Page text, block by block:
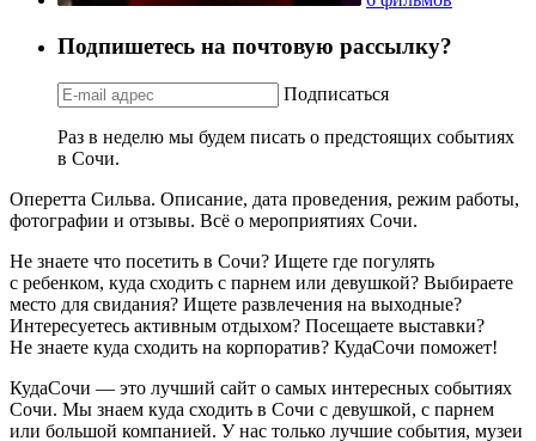
Подпишетесь на почтовую рассылку?
Подписаться
Раз в неделю мы будем писать о предстоящих событиях
в Сочи.
Оперетта Сильва. Описание, дата проведения, режим работы,
фотографии и отзывы. Всё о мероприятиях Сочи.
Не знаете что посетить в Сочи? Ищете где погулять
с ребенком, куда сходить с парнем или девушкой? Выбираете
место для свидания? Ищете развлечения на выходные?
Интересуетесь активным отдыхом? Посещаете выставки?
Не знаете куда сходить на корпоратив? КудаСочи поможет!
КудаСочи — это лучший сайт о самых интересных событиях
Сочи. Мы знаем куда сходить в Сочи с девушкой, с парнем
или большой компанией. У нас только лучшие события, музеи